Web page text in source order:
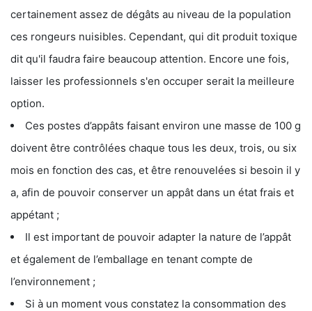
certainement assez de dégâts au niveau de la population
ces rongeurs nuisibles. Cependant, qui dit produit toxique
dit qu'il faudra faire beaucoup attention. Encore une fois,
laisser les professionnels s'en occuper serait la meilleure
option.
Ces postes d’appâts faisant environ une masse de 100 g
doivent être contrôlées chaque tous les deux, trois, ou six
mois en fonction des cas, et être renouvelées si besoin il y
a, afin de pouvoir conserver un appât dans un état frais et
appétant ;
Il est important de pouvoir adapter la nature de l’appât
et également de l’emballage en tenant compte de
l’environnement ;
Si à un moment vous constatez la consommation des